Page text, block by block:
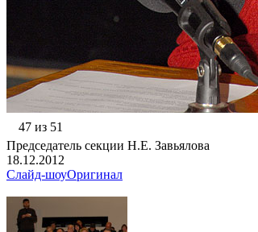
47 из 51
Председатель секции Н.Е. Завьялова
18.12.2012
Слайд-шоуОригинал